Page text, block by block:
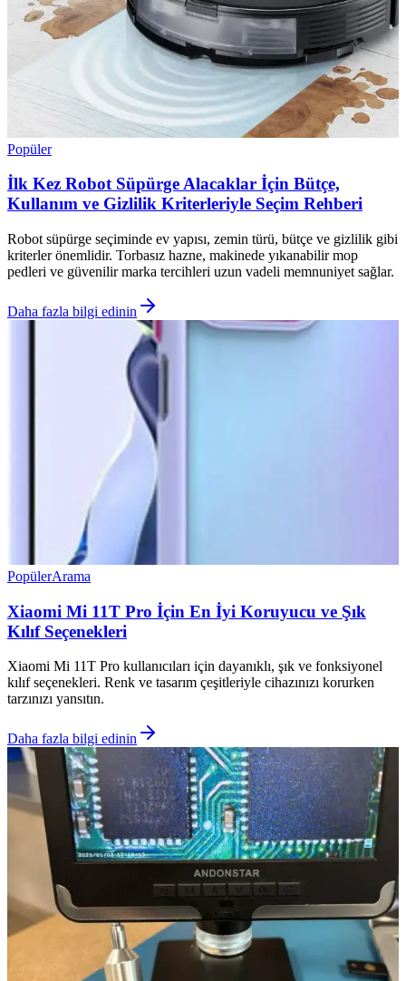
Popüler
İlk Kez Robot Süpürge Alacaklar İçin Bütçe,
Kullanım ve Gizlilik Kriterleriyle Seçim Rehberi
Robot süpürge seçiminde ev yapısı, zemin türü, bütçe ve gizlilik gibi
kriterler önemlidir. Torbasız hazne, makinede yıkanabilir mop
pedleri ve güvenilir marka tercihleri uzun vadeli memnuniyet sağlar.
Daha fazla bilgi edinin
PopülerArama
Xiaomi Mi 11T Pro İçin En İyi Koruyucu ve Şık
Kılıf Seçenekleri
Xiaomi Mi 11T Pro kullanıcıları için dayanıklı, şık ve fonksiyonel
kılıf seçenekleri. Renk ve tasarım çeşitleriyle cihazınızı korurken
tarzınızı yansıtın.
Daha fazla bilgi edinin